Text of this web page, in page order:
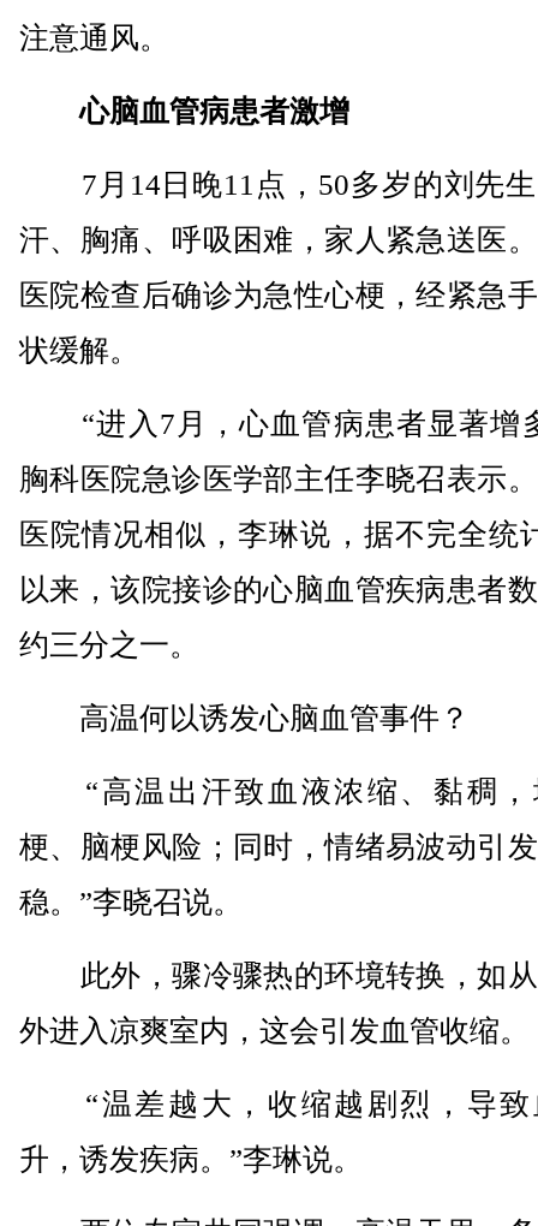
注意通风。
心脑血管病患者激增
7月14日晚11点，50多岁的刘先生
汗、胸痛、呼吸困难，家人紧急送医
医院检查后确诊为急性心梗，经紧急
状缓解。
“进入7月，心血管病患者显著增
胸科医院急诊医学部主任李晓召表示
医院情况相似，李琳说，据不完全统
以来，该院接诊的心脑血管疾病患者
约三分之一。
高温何以诱发心脑血管事件？
“高温出汗致血液浓缩、黏稠，
梗、脑梗风险；同时，情绪易波动引
稳。”李晓召说。
此外，骤冷骤热的环境转换，如
外进入凉爽室内，这会引发血管收缩。
“温差越大，收缩越剧烈，导致
升，诱发疾病。”李琳说。